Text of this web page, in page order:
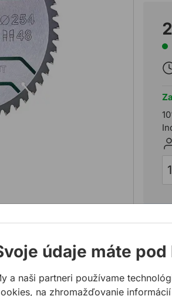
údaje máte
a naši partneri používame
na zhromažďovanie